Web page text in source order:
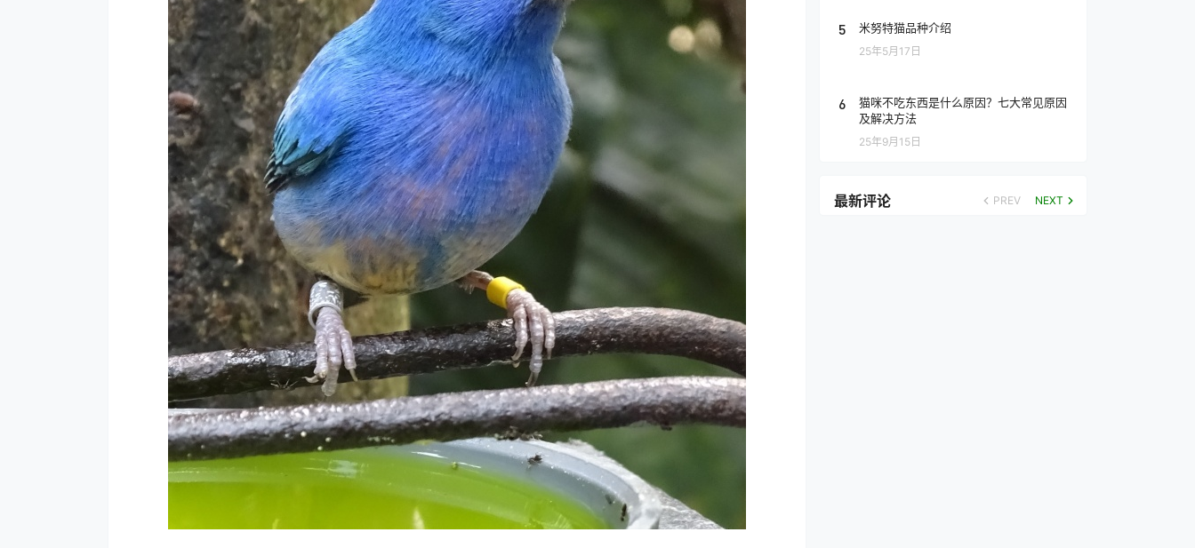
5 米努特猫品种介绍
25年5月17日
6
猫咪不吃东西是什么原因？七大常见原因
及解决方法
25年9月15日
最新评论 PREV NEXT